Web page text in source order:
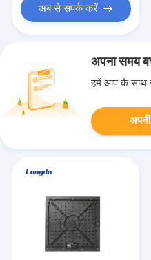
अब से संपर्क करें
अपना समय
हमें आप के साथ